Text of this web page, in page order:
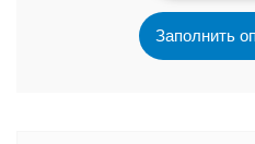
Заполнить